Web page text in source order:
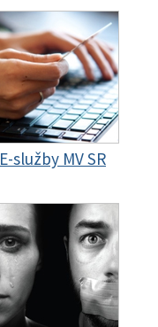
E-služby MV SR